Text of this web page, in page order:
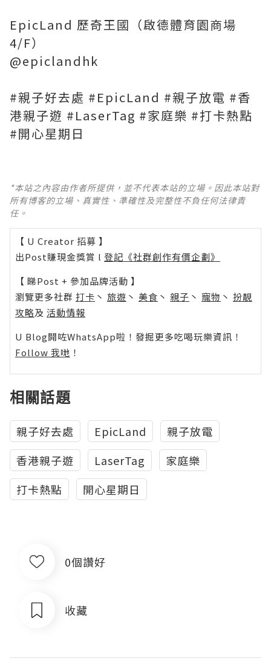
EpicLand 歷奇王國（啟德體育園商場
4/F）
@epiclandhk
#親子好去處 #EpicLand #親子放電 #香
港親子遊 #LaserTag #家庭樂 #打卡熱點
#開心星期日
*本站之內容由作者所提供，並不代表本站的立場。因此本站對
所有博客的立場、真實性、準確性及完整性不負任何法律責
任。
【 U Creator 招募 】
出Post賺現金獎賞 l 登記《社群創作有價企劃》
【 睇Post + 參加品牌活動 】
瀏覽更多社群 打卡 丶 旅遊 丶 美食 丶 親子 丶 寵物 丶 扮靚
攻略及 活動情報
U Blog開咗WhatsApp啦！發掘更多吃喝玩樂資訊！
Follow 我哋 ！
相關話題
親子好去處 EpicLand
親子放電
香港親子遊
LaserTag
家庭樂
打卡熱點
開心星期日
0個讚好
收藏